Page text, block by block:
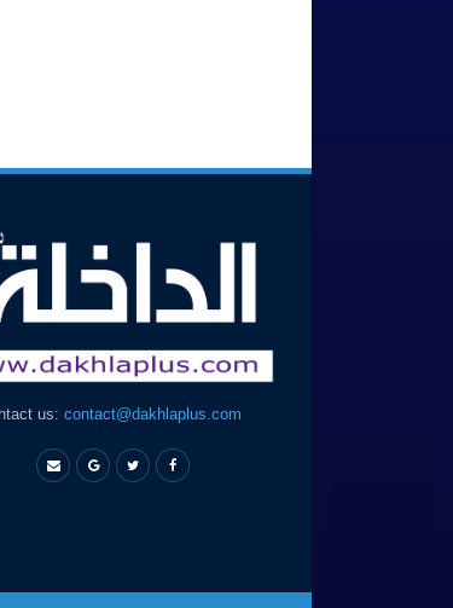
us:contact@dakhlaplus.com